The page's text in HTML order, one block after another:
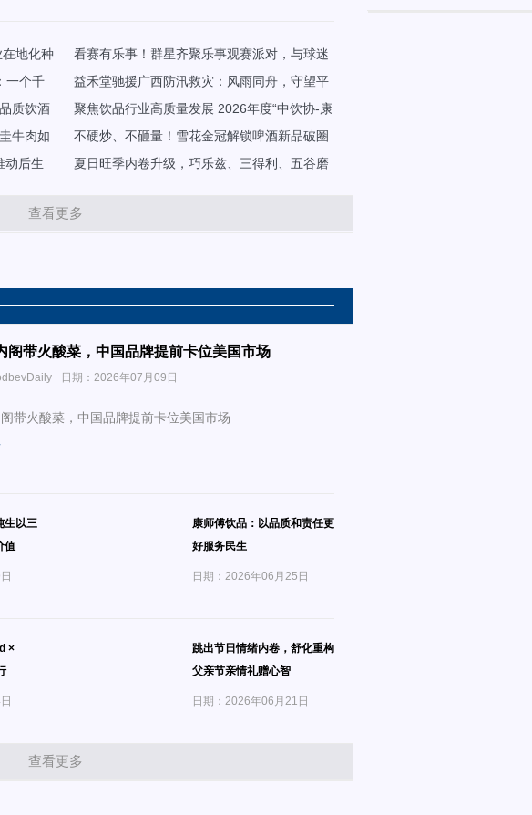
地化种
看赛有乐事！群星齐聚乐事观赛派对，与球迷
共迎FIFA世界杯冠军时刻
一个千
​益禾堂驰援广西防汛救灾：风雨同舟，守望平
安！
质饮酒
聚焦饮品行业高质量发展 2026年度“中饮协-康
师傅杯”华北五省大学生饮料创新大赛启动
牛肉如
不硬炒、不砸量！雪花金冠解锁啤酒新品破圈
密码
动后生
夏日旺季内卷升级，巧乐兹、三得利、五谷磨
查看更多
阁带火酸菜，中国品牌提前卡位美国市场
日期：2026年07月09日
带火酸菜，中国品牌提前卡位美国市场
生以三
值
康师傅饮品：以品质和责任更
好服务民生
日期：2026年06月25日
×
跳出节日情绪内卷，舒化重构
父亲节亲情礼赠心智
日期：2026年06月21日
查看更多